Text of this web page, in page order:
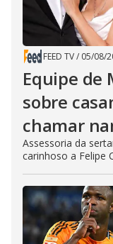
FEED TV/ 05/08/
Equipe de
sobre
chamar
Assessoria da
carinhoso a Felipe